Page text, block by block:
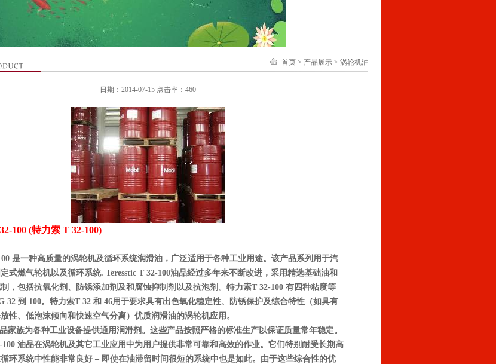
首页 > 产品展示 > 涡轮机油
日期：2014-07-15 点击率：460
100 (特力索 T 32-100)
是一种高质量的涡轮机及循环系统润滑油，广泛适用于各种工业用途。该产品系列用于汽
式燃气轮机以及循环系统. Teresstic T 32-100油品经过多年来不断改进，采用精选基础油和
，包括抗氧化剂、防锈添加剂及和腐蚀抑制剂以及抗泡剂。特力索T 32-100 有四种粘度等
32 到 100。特力索T 32 和 46用于要求具有出色氧化稳定性、防锈保护及综合特性（如具有
性、低泡沫倾向和快速空气分离）优质润滑油的涡轮机应用。
家族为各种工业设备提供通用润滑剂。这些产品按照严格的标准生产以保证质量常年稳定。
100 油品在涡轮机及其它工业应用中为用户提供非常可靠和高效的作业。它们特别耐受长期高
环系统中性能非常良好 – 即使在油滞留时间很短的系统中也是如此。由于这些综合性的优